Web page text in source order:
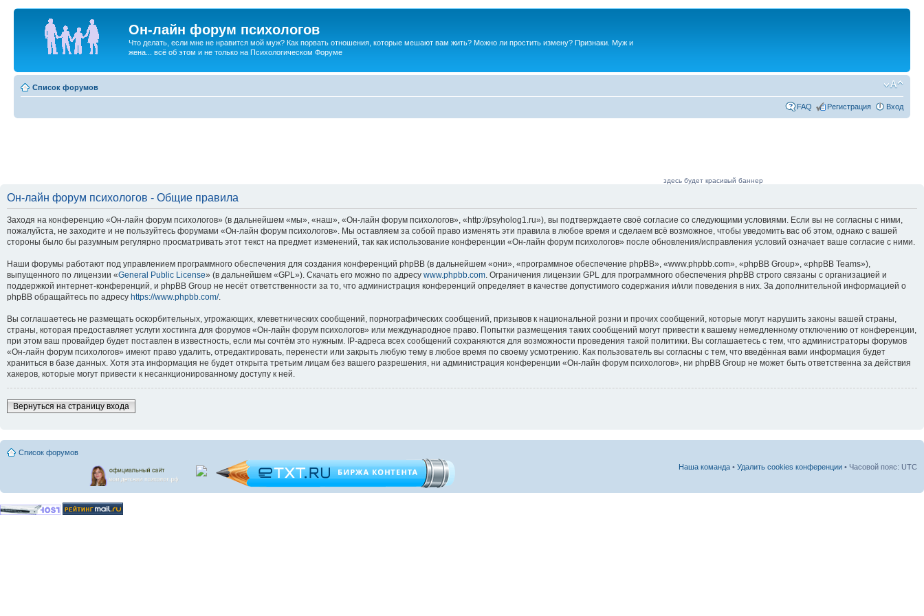
Он-лайн форум психологов
Что делать, если мне не нравится мой муж? Как порвать отношения, которые мешают вам жить? Можно ли простить измену? Признаки. Муж и
жена... всё об этом и не только на Психологическом Форуме
Список форумов
FAQ Регистрация Вход
здесь будет красивый баннер
Он-лайн форум психологов - Общие правила
Заходя на конференцию «Он-лайн форум психологов» (в дальнейшем «мы», «наш», «Он-лайн форум психологов», «http://psyholog1.ru»), вы подтверждаете своё согласие со следующими условиями. Если вы не согласны с ними,
пожалуйста, не заходите и не пользуйтесь форумами «Он-лайн форум психологов». Мы оставляем за собой право изменять эти правила в любое время и сделаем всё возможное, чтобы уведомить вас об этом, однако с вашей
стороны было бы разумным регулярно просматривать этот текст на предмет изменений, так как использование конференции «Он-лайн форум психологов» после обновления/исправления условий означает ваше согласие с ними.
Наши форумы работают под управлением программного обеспечения для создания конференций phpBB (в дальнейшем «они», «программное обеспечение phpBB», «www.phpbb.com», «phpBB Group», «phpBB Teams»),
выпущенного по лицензии «General Public License» (в дальнейшем «GPL»). Скачать его можно по адресу www.phpbb.com . Ограничения лицензии GPL для программного обеспечения phpBB строго связаны с организацией и
поддержкой интернет-конференций, и phpBB Group не несёт ответственности за то, что администрация конференций определяет в качестве допустимого содержания и/или поведения в них. За дополнительной информацией о
phpBB обращайтесь по адресу https://www.phpbb.com/.
Вы соглашаетесь не размещать оскорбительных, угрожающих, клеветнических сообщений, порнографических сообщений, призывов к национальной розни и прочих сообщений, которые могут нарушить законы вашей страны,
страны, которая предоставляет услуги хостинга для форумов «Он-лайн форум психологов» или международное право. Попытки размещения таких сообщений могут привести к вашему немедленному отключению от конференции,
при этом ваш провайдер будет поставлен в известность, если мы сочтём это нужным. IP-адреса всех сообщений сохраняются для возможности проведения такой политики. Вы соглашаетесь с тем, что администраторы форумов
«Он-лайн форум психологов» имеют право удалить, отредактировать, перенести или закрыть любую тему в любое время по своему усмотрению. Как пользователь вы согласны с тем, что введённая вами информация будет
храниться в базе данных. Хотя эта информация не будет открыта третьим лицам без вашего разрешения, ни администрация конференции «Он-лайн форум психологов», ни phpBB Group не может быть ответственна за действия
хакеров, которые могут привести к несанкционированному доступу к ней.
Вернуться на страницу входа
Список форумов
Наша команда • Удалить cookies конференции • Часовой пояс: UTC